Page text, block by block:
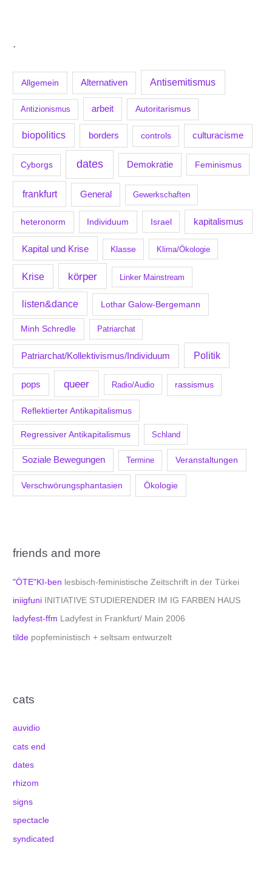
.
Allgemein Alternativen Antisemitismus
Antizionismus arbeit Autoritarismus
biopolitics borders controls culturacisme
Cyborgs dates Demokratie Feminismus
frankfurt General Gewerkschaften
heteronorm Individuum Israel kapitalismus
Kapital und Krise Klasse Klima/Ökologie
Krise körper Linker Mainstream
listen&dance Lothar Galow-Bergemann
Minh Schredle Patriarchat
Patriarchat/Kollektivismus/Individuum Politik
pops queer Radio/Audio rassismus
Reflektierter Antikapitalismus
Regressiver Antikapitalismus Schland
Soziale Bewegungen Termine Veranstaltungen
Verschwörungsphantasien Ökologie
friends and more
"ÖTE"KI-ben lesbisch-feministische Zeitschrift in der Türkei
iniigfuni INITIATIVE STUDIERENDER IM IG FARBEN HAUS
ladyfest-ffm Ladyfest in Frankfurt/ Main 2006
tilde popfeministisch + seltsam entwurzelt
cats
auvidio
cats end
dates
rhizom
signs
spectacle
syndicated